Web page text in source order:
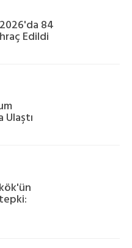
84
Edildi
Ulaştı